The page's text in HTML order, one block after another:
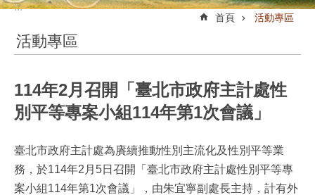
:::
首頁 活動專區
活動專區
114年2月召開「臺北市政府主計處性
別平等專案小組114年第1次會議」
臺北市政府主計處為賡續推動性別主流化及性別平等業
務，於114年2月5日召開「臺北市政府主計處性別平等專
案小組114年第1次會議」，由朱宜寧副處長主持，計有外